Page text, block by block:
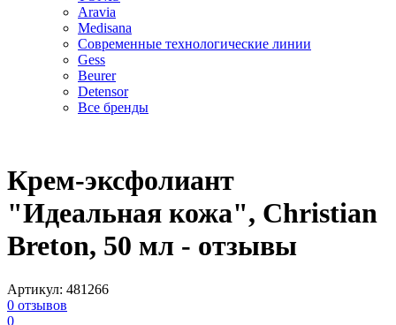
Aravia
Medisana
Современные технологические линии
Gess
Beurer
Detensor
Все бренды
Крем-эксфолиант
"Идеальная кожа", Christian
Breton, 50 мл - отзывы
Артикул: 481266
0 отзывов
0